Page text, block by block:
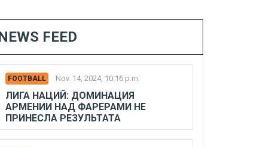
FEED
FOOTBALL Nov. 14, 2024, 10:16 p.m.
ЛИГА НАЦИЙ: ДОМИНАЦИЯ
АРМЕНИИ НАД ФАРЕРАМИ НЕ
ПРИНЕСЛА РЕЗУЛЬТАТА